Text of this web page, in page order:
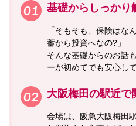
基礎からしっかり
「そもそも、保険はな
蓄から投資へなの?」
そんな基礎からのお話
ーが初めてでも安心し
大阪梅田の駅近で
会場は、阪急大阪梅田